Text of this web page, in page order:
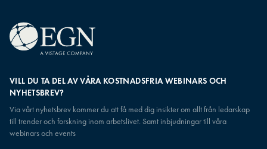
VILL DU TA DEL AV VÅRA KOSTNADSFRIA WEBINARS OCH
NYHETSBREV?
Via vårt nyhetsbrev kommer du att få med dig insikter om allt från ledarskap
till trender och forskning inom arbetslivet. Samt inbjudningar till våra
webinars och events